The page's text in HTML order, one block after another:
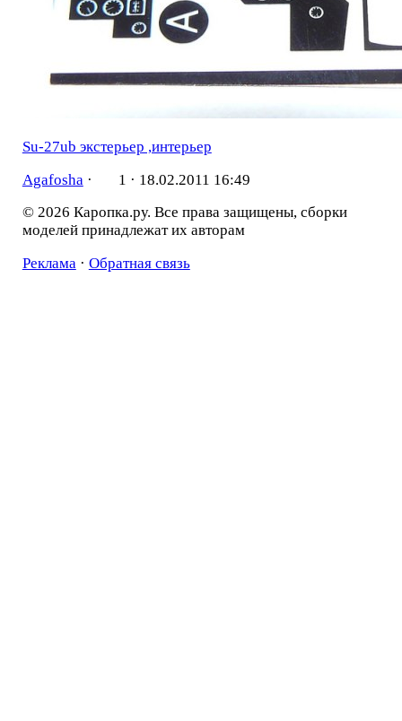
Su-27ub экстерьер ,интерьер
Agafosha · 1 · 18.02.2011 16:49
© 2026 Каропка.ру. Все права защищены, сборки
моделей принадлежат их авторам
Реклама· Обратная связь